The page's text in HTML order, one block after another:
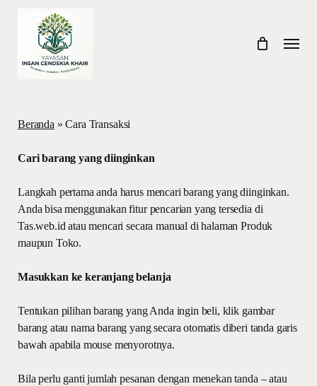
content
Menu
Beranda »Cara Transaksi
Cari barang yang diinginkan
Langkah pertama anda harus mencari barang yang diinginkan.
Anda bisa menggunakan fitur pencarian yang tersedia di
Tas.web.id atau mencari secara manual di halaman Produk
maupun Toko.
Masukkan ke keranjang belanja
Tentukan pilihan barang yang Anda ingin beli, klik gambar
barang atau nama barang yang secara otomatis diberi tanda garis
bawah apabila mouse menyorotnya.
Bila perlu ganti jumlah pesanan dengan menekan tanda – atau